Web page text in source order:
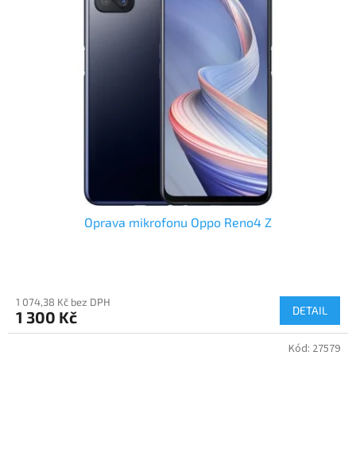
Oprava mikrofonu Oppo Reno4 Z
1 074,38 Kč bez DPH
1 300 Kč DETAIL
Kód: 27579